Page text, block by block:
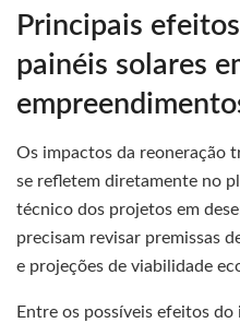
Principais
painéis solares
Os impactos da reoneração
se refletem diretamente no
técnico dos projetos em
precisam revisar premissas
e projeções de viabilidade
Entre os possíveis efeitos